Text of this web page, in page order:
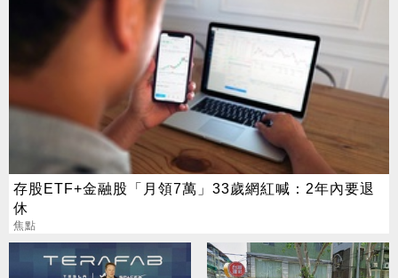
存股ETF+金融股「月領7萬」33歲網紅喊：2年內要退
休
焦點